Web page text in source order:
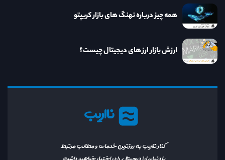
نااریب
کنار نااریب به روزترین خدمات و مطالب مرتبط
همه چیز درباره نهنگ های بازار کریپتو
ارزش بازار ارز های دیجیتال چیست؟